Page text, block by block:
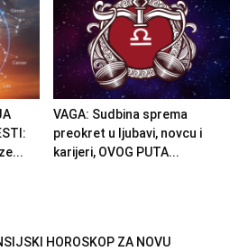
VAGA: Sudbina sprema
preokret u ljubavi, novcu i
karijeri, OVOG PUTA...
HOROSKOP ZA NOVU